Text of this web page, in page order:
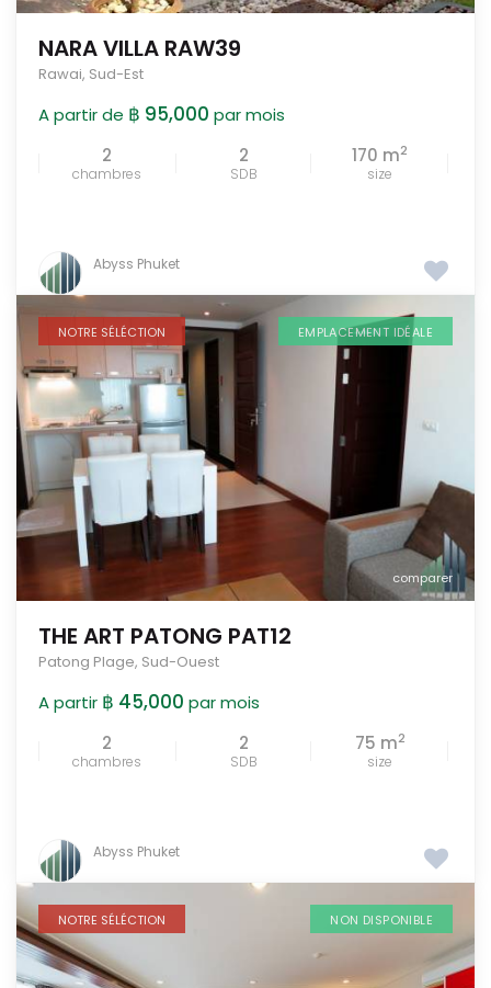
NARA VILLA RAW39
Rawai, Sud-Est
A partir de ฿ 95,000 par mois
2
chambres
2
SDB
170 m2
size
Abyss Phuket
comparer
NOTRE SÉLÉCTION EMPLACEMENT IDÉALE
THE ART PATONG PAT12
Patong Plage, Sud-Ouest
A partir ฿ 45,000 par mois
2
chambres
2
SDB
75 m2
size
Abyss Phuket
NOTRE SÉLÉCTION NON DISPONIBLE